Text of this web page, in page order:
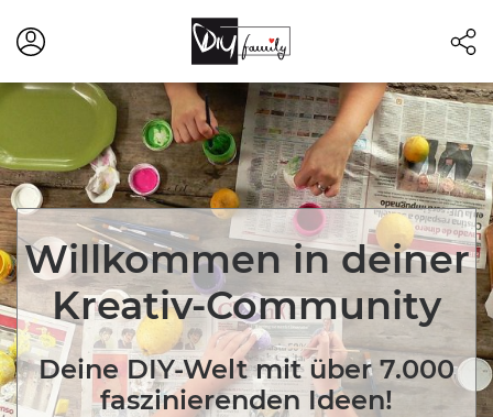
Willkommen in deiner
Kreativ-Community
Deine DIY-Welt mit über 7.000
faszinierenden Ideen!